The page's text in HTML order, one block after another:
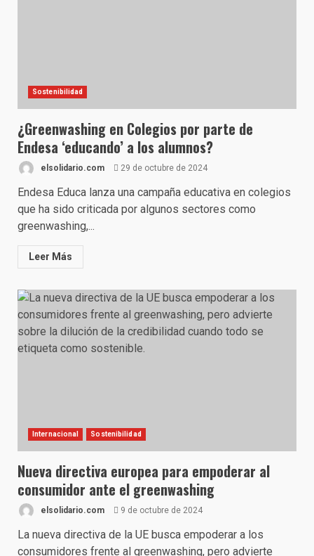
Sostenibilidad
¿Greenwashing en Colegios por parte de
Endesa ‘educando’ a los alumnos?
elsolidario.com 29 de octubre de 2024
Endesa Educa lanza una campaña educativa en colegios
que ha sido criticada por algunos sectores como
greenwashing,...
Leer Más
Internacional Sostenibilidad
Nueva directiva europea para empoderar al
consumidor ante el greenwashing
elsolidario.com 9 de octubre de 2024
La nueva directiva de la UE busca empoderar a los
consumidores frente al greenwashing, pero advierte